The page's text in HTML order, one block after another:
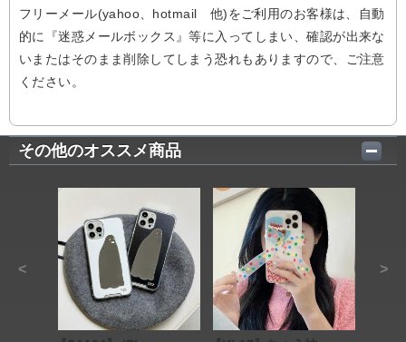
フリーメール(yahoo、hotmail 他)をご利用のお客様は、自動
的に『迷惑メールボックス』等に入ってしまい、確認が出来な
いまたはそのまま削除してしまう恐れもありますので、ご注意
ください。
その他のオススメ商品
< >